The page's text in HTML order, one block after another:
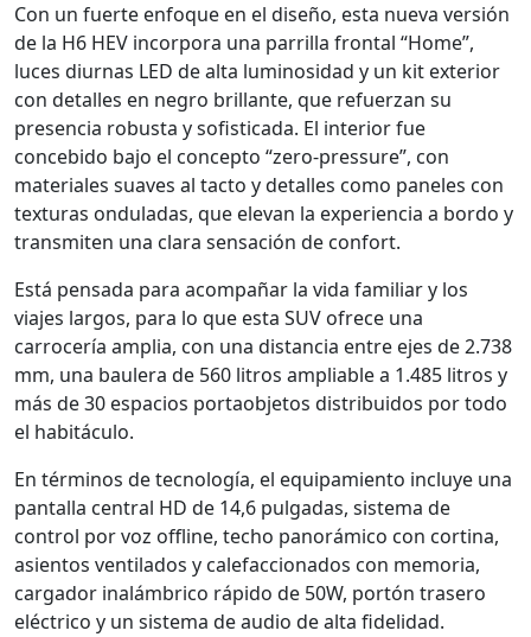
Con un fuerte enfoque en el diseño, esta nueva versión
de la H6 HEV incorpora una parrilla frontal “Home”,
luces diurnas LED de alta luminosidad y un kit exterior
con detalles en negro brillante, que refuerzan su
presencia robusta y sofisticada. El interior fue
concebido bajo el concepto “zero-pressure”, con
materiales suaves al tacto y detalles como paneles con
texturas onduladas, que elevan la experiencia a bordo y
transmiten una clara sensación de confort.
Está pensada para acompañar la vida familiar y los
viajes largos, para lo que esta SUV ofrece una
carrocería amplia, con una distancia entre ejes de 2.738
mm, una baulera de 560 litros ampliable a 1.485 litros y
más de 30 espacios portaobjetos distribuidos por todo
el habitáculo.
En términos de tecnología, el equipamiento incluye una
pantalla central HD de 14,6 pulgadas, sistema de
control por voz offline, techo panorámico con cortina,
asientos ventilados y calefaccionados con memoria,
cargador inalámbrico rápido de 50W, portón trasero
eléctrico y un sistema de audio de alta fidelidad.